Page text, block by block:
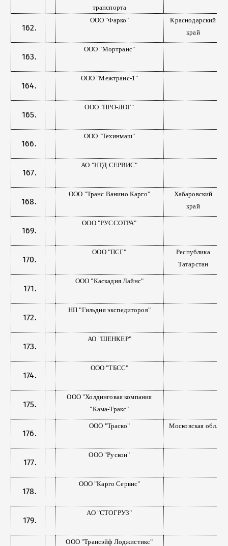
транспорта
ООО "Фарко"
Краснодарский
край
ООО "Мортранс"
ООО "Межтранс-1"
ООО "ПРО-ЛОГ"
ООО "Техинмаш"
АО "НТД СЕРВИС"
ООО "Транс Ванино Карго"
Хабаровский
край
ООО "РУССОТРА"
ООО "ПСГ"
Республика
Татарстан
ООО "Каскадия Лайнс"
НП "Гильдия экспедиторов"
АО "ШЕНКЕР"
ООО "ТБСС"
ООО "Холдинговая компания
"Кама-Тракс"
ООО "Траско" Московская обл.
ООО "Рускон"
ООО "Карго Сервис"
АО "СТОГРУЗ"
ООО "Трансэйф Лоджистикс"